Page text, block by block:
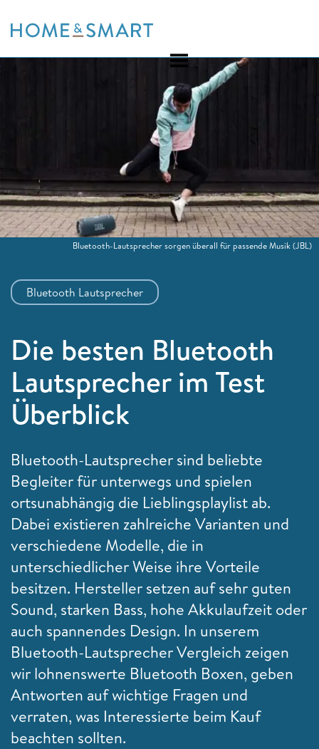
to
Bluetooth Lautsprecher
Die besten Bluetooth
Lautsprecher im Test
Überblick
Bluetooth-Lautsprecher sind beliebte
Begleiter für unterwegs und spielen
ortsunabhängig die Lieblingsplaylist ab.
Dabei existieren zahlreiche Varianten und
verschiedene Modelle, die in
unterschiedlicher Weise ihre Vorteile
besitzen. Hersteller setzen auf sehr guten
Sound, starken Bass, hohe Akkulaufzeit oder
auch spannendes Design. In unserem
Bluetooth-Lautsprecher Vergleich zeigen
wir lohnenswerte Bluetooth Boxen, geben
Antworten auf wichtige Fragen und
verraten, was Interessierte beim Kauf
beachten sollten.
Bluetooth-Lautsprecher sorgen überall für passende Musik(JBL)